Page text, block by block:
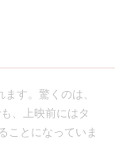
す。驚くのは、
、上映前にはタ
ことになっていま